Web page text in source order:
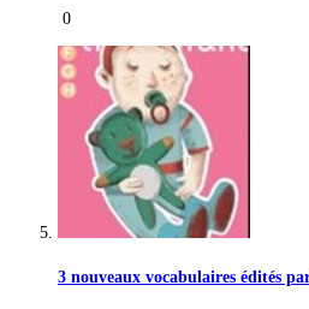
0
3 nouveaux vocabulaires édités